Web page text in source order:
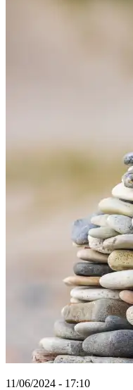
11/06/2024 - 17:10